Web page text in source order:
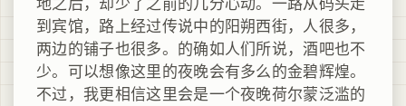
到宾馆，路上经过传说中的阳朔西街，人很多，
两边的铺子也很多。的确如人们所说，酒吧也不
少。可以想像这里的夜晚会有多么的金碧辉煌。
不过，我更相信这里会是一个夜晚荷尔蒙泛滥的